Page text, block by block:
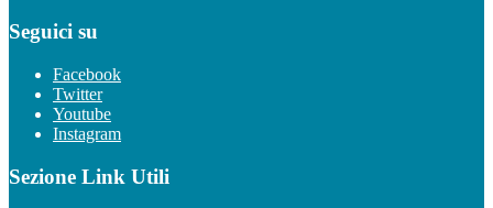
Seguici su
Facebook
Twitter
Youtube
Instagram
Sezione Link Utili